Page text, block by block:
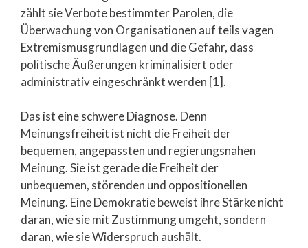
zählt sie Verbote bestimmter Parolen, die
Überwachung von Organisationen auf teils vagen
Extremismusgrundlagen und die Gefahr, dass
politische Äußerungen kriminalisiert oder
administrativ eingeschränkt werden [1].
Das ist eine schwere Diagnose. Denn
Meinungsfreiheit ist nicht die Freiheit der
bequemen, angepassten und regierungsnahen
Meinung. Sie ist gerade die Freiheit der
unbequemen, störenden und oppositionellen
Meinung. Eine Demokratie beweist ihre Stärke nicht
daran, wie sie mit Zustimmung umgeht, sondern
daran, wie sie Widerspruch aushält.